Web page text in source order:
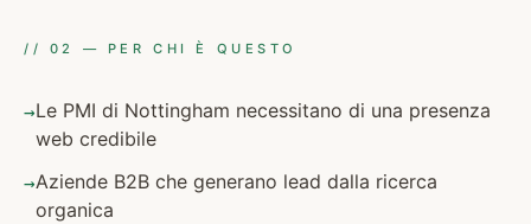
// 02 — PER CHI È QUESTO
→Le PMI di Nottingham necessitano di una presenza
web credibile
→Aziende B2B che generano lead dalla ricerca
organica